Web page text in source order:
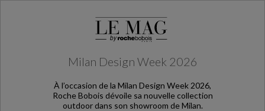
Milan Design Week 2026
À l’occasion de la Milan Design Week 2026,
Roche Bobois dévoile sa nouvelle collection
outdoor dans son showroom de Milan.